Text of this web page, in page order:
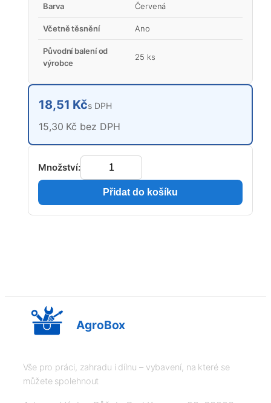
Barva Červená
Včetně těsnění Ano
Původní balení od
výrobce
25 ks
18,51 Kčs DPH
15,30 Kč bez DPH
Množství:
Přidat do košíku
AgroBox
Vše pro práci, zahradu i dílnu – vybavení, na které se
můžete spolehnout